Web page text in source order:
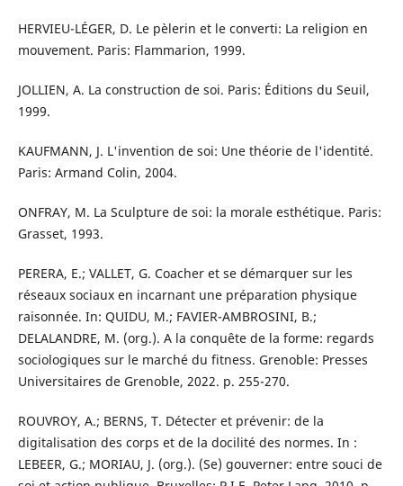
HERVIEU-LÉGER, D. Le pèlerin et le converti: La religion en
mouvement. Paris: Flammarion, 1999.
JOLLIEN, A. La construction de soi. Paris: Éditions du Seuil,
1999.
KAUFMANN, J. L'invention de soi: Une théorie de l'identité.
Paris: Armand Colin, 2004.
ONFRAY, M. La Sculpture de soi: la morale esthétique. Paris:
Grasset, 1993.
PERERA, E.; VALLET, G. Coacher et se démarquer sur les
réseaux sociaux en incarnant une préparation physique
raisonnée. In: QUIDU, M.; FAVIER-AMBROSINI, B.;
DELALANDRE, M. (org.). A la conquête de la forme: regards
sociologiques sur le marché du fitness. Grenoble: Presses
Universitaires de Grenoble, 2022. p. 255-270.
ROUVROY, A.; BERNS, T. Détecter et prévenir: de la
digitalisation des corps et de la docilité des normes. In :
LEBEER, G.; MORIAU, J. (org.). (Se) gouverner: entre souci de